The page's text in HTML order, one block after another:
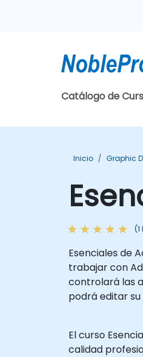
Catálogo de
Inicio Graphic
Esenciales de
trabajar con
controlará las
podrá editar
El curso
calidad